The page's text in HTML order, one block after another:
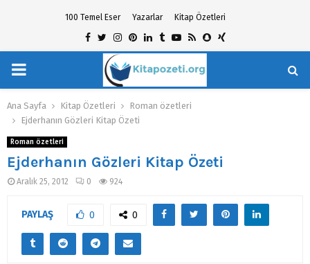
100 Temel Eser Yazarlar Kitap Özetleri
Facebook
TwitterInstagram
Pinterest
Linkedin
TumblrYoutube
RssSnapchat
Xing
PRIMARY
MENU
Ana Sayfa Kitap Özetleri
Roman özetleri
Ejderhanın Gözleri Kitap Özeti
Roman özetleri
Ejderhanın Gözleri Kitap Özeti
Aralık 25, 2012 0 924
PAYLAŞ 0 0